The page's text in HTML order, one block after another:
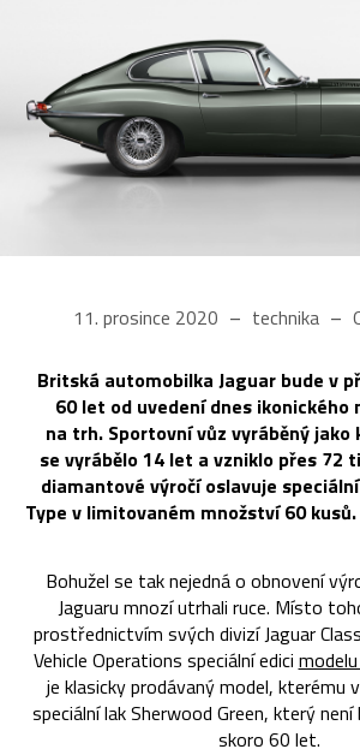
11. prosince 2020 technika
Britská automobilka Jaguar bude v
60 let od uvedení dnes ikonického
na trh. Sportovní vůz vyráběný jako
se vyrábělo 14 let a vzniklo přes 72
diamantové výročí oslavuje
Type v limitovaném množství 60
Bohužel se tak nejedná o obnovení
Jaguaru mnozí utrhali ruce. Místo
prostřednictvím svých divizí Jaguar
Vehicle Operations speciální edici
je klasicky prodávaný model, kterému
speciální lak Sherwood Green, který není
skoro 60 let.